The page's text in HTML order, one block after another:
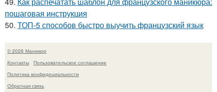
пошаговая инструкция
50. ТОП-5 способов быстро выучить французский язык
© 2026 Маникюр
Контакты
Пользовательское соглашение
Политика конфидециальности
Обратная связь